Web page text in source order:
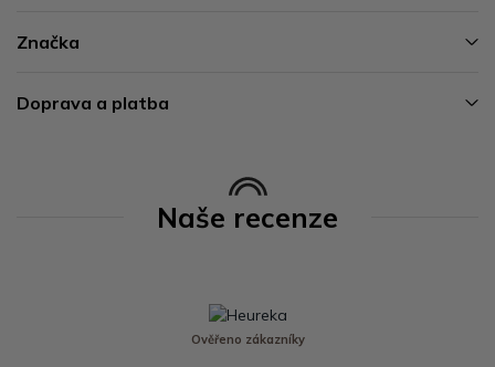
Značka
Doprava a platba
Naše recenze
Ověřeno zákazníky